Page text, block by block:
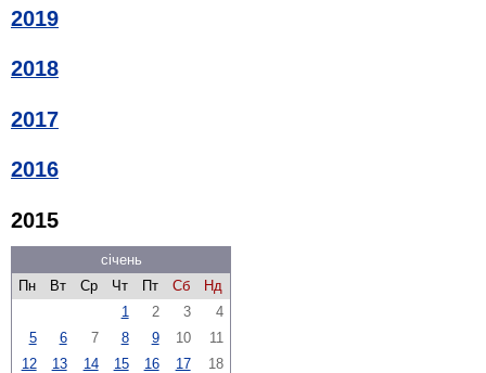
2019
2018
2017
2016
2015
січень
Пн
Вт Ср Чт Пт Сб
Нд
1
2 3
4
5
6 7 8 9 10
11
12
13 14 15 16 17
18